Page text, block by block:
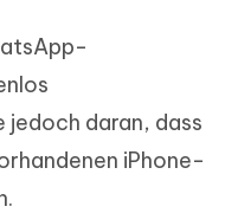
jedoch daran, dass
iPhone-